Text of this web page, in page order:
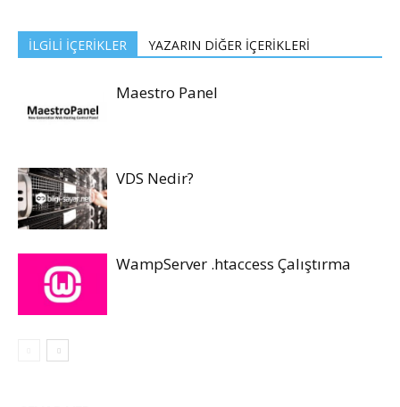
İLGİLİ İÇERİKLER YAZARIN DİĞER İÇERİKLERİ
Maestro Panel
VDS Nedir?
WampServer .htaccess Çalıştırma